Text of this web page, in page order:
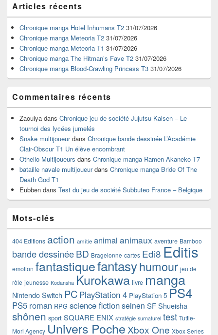
principale
de
widget
pour
barre
latérale
Articles récents
Chronique manga Hotel Inhumans T2 31/07/2026
Chronique manga Meteoria T2 31/07/2026
Chronique manga Meteoria T1 31/07/2026
Chronique manga The Hitman’s Fave T2 31/07/2026
Chronique manga Blood-Crawling Princess T3 31/07/2026
Commentaires récents
Zaouiya dans Chronique jeu de société Jujutsu Kaisen – Le
tournoi des lycées jumelés
Snake multijoueurdans Chronique bande dessinée L’Académie
Clair-Obscur T1 Un élève encombrant
Othello Multijoueurs dans Chronique manga Ramen Akaneko T7
bataille navale multijoueurdans Chronique manga Bride Of The
Death God T1
Eubben dans Test du jeu de société Subbuteo France – Belgique
Mots-clés
404 Editions action amitie animal animaux aventure Bamboo
bande dessinéeBD Bragelonne cartes Edi8 Editis
emotion fantastiquefantasyhumour jeu de
rôle jeunesse Kodansha Kurokawa livre manga
Nintendo Switch PC PlayStation 4 PlayStation 5 PS4
PS5 roman RPG science fictionseinen SF Shueisha
shônen sport SQUARE ENIX stratégie surnaturel test Tuttle-
Mori Agency Univers PocheXbox One Xbox Series